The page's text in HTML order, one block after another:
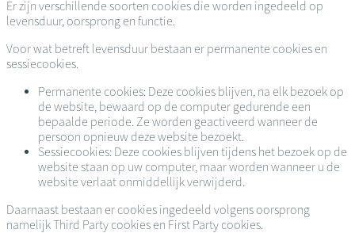
Er zijn verschillende soorten cookies die worden ingedeeld op
levensduur, oorsprong en functie.
Voor wat betreft levensduur bestaan er permanente cookies en
sessiecookies.
Permanente cookies: Deze cookies blijven, na elk bezoek op
de website, bewaard op de computer gedurende een
bepaalde periode. Ze worden geactiveerd wanneer de
persoon opnieuw deze website bezoekt.
Sessiecookies: Deze cookies blijven tijdens het bezoek op de
website staan op uw computer, maar worden wanneer u de
website verlaat onmiddellijk verwijderd.
Daarnaast bestaan er cookies ingedeeld volgens oorsprong
namelijk Third Party cookies en First Party cookies.